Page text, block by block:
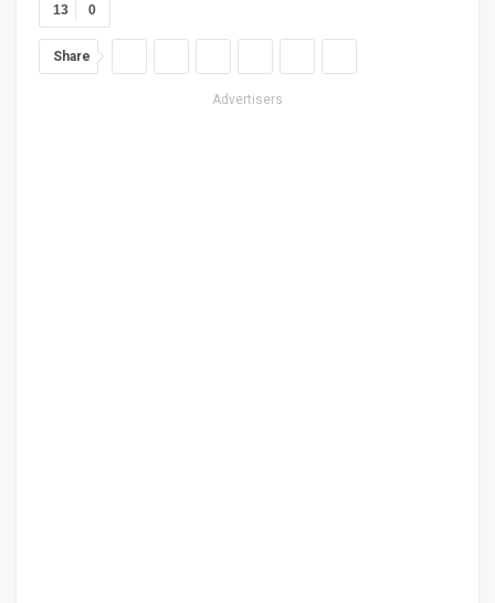
0
13
Share
Advertisers